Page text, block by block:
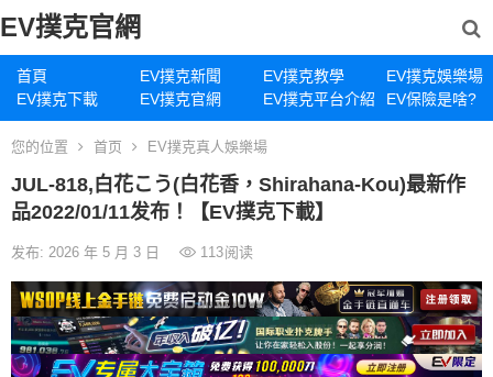
EV撲克官網
首頁 EV撲克新聞 EV撲克教學
EV撲克娛樂場
EV撲克下載
EV撲克官網 EV撲克平台介紹 EV保險是啥?
您的位置 首页 EV撲克真人娛樂場
JUL-818,白花こう(白花香，Shirahana-Kou)最新作
品2022/01/11发布！【EV撲克下載】
发布: 2026 年 5 月 3 日 113阅读